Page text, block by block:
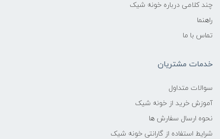
چند کلامی درباره خونه شیک
راهنما
تماس با ما
خدمات مشتریان
سوالات متداول
آموزش خرید از خونه شیک
نحوه ارسال سفارش ها
شرایط استفاده از گارانتی خونه شیک